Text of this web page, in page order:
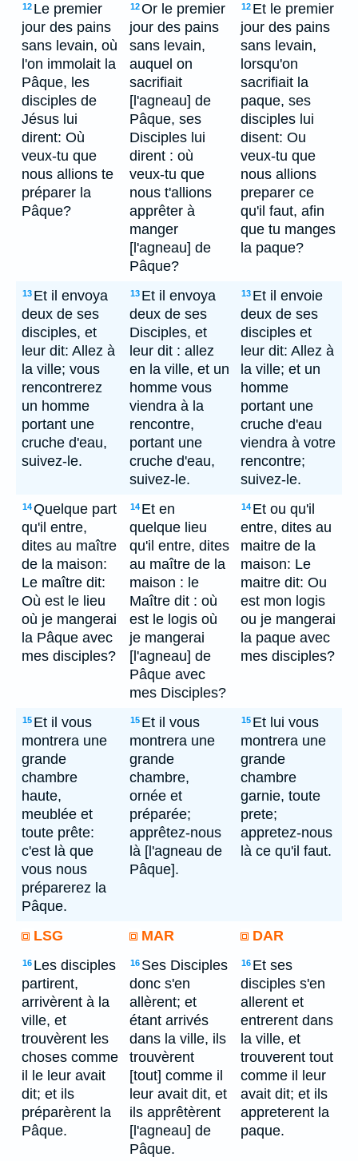
12 Le premier
jour des pains
sans levain, où
l'on immolait la
Pâque, les
disciples de
Jésus lui
dirent: Où
veux-tu que
nous allions te
préparer la
Pâque?
12Or le premier
jour des pains
sans levain,
auquel on
sacrifiait
[l'agneau] de
Pâque, ses
Disciples lui
dirent : où
veux-tu que
nous t'allions
apprêter à
manger
[l'agneau] de
Pâque?
12 Et le premier
jour des pains
sans levain,
lorsqu'on
sacrifiait la
paque, ses
disciples lui
disent: Ou
veux-tu que
nous allions
preparer ce
qu'il faut, afin
que tu manges
la paque?
13 Et il envoya
deux de ses
disciples, et
leur dit: Allez à
la ville; vous
rencontrerez
un homme
portant une
cruche d'eau,
suivez-le.
13 Et il envoya
deux de ses
Disciples, et
leur dit : allez
en la ville, et un
homme vous
viendra à la
rencontre,
portant une
cruche d'eau,
suivez-le.
13 Et il envoie
deux de ses
disciples et
leur dit: Allez à
la ville; et un
homme
portant une
cruche d'eau
viendra à votre
rencontre;
suivez-le.
14Quelque part
qu'il entre,
dites au maître
de la maison:
Le maître dit:
Où est le lieu
où je mangerai
la Pâque avec
mes disciples?
14 Et en
quelque lieu
qu'il entre, dites
au maître de la
maison : le
Maître dit : où
est le logis où
je mangerai
[l'agneau] de
Pâque avec
mes Disciples?
14 Et ou qu'il
entre, dites au
maitre de la
maison: Le
maitre dit: Ou
est mon logis
ou je mangerai
la paque avec
mes disciples?
15 Et il vous
montrera une
grande
chambre
haute,
meublée et
toute prête:
c'est là que
vous nous
préparerez la
Pâque.
15 Et il vous
montrera une
grande
chambre,
ornée et
préparée;
apprêtez-nous
là [l'agneau de
Pâque].
15 Et lui vous
montrera une
grande
chambre
garnie, toute
prete;
appretez-nous
là ce qu'il faut.
LSG MAR DAR
16 Les disciples
partirent,
arrivèrent à la
ville, et
trouvèrent les
choses comme
il le leur avait
dit; et ils
préparèrent la
Pâque.
16 Ses Disciples
donc s'en
allèrent; et
étant arrivés
dans la ville, ils
trouvèrent
[tout] comme il
leur avait dit, et
ils apprêtèrent
[l'agneau] de
Pâque.
16 Et ses
disciples s'en
allerent et
entrerent dans
la ville, et
trouverent tout
comme il leur
avait dit; et ils
appreterent la
paque.